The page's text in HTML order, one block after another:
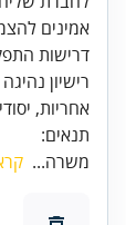
אמינים
אחריות,
תנאים:
משרה...